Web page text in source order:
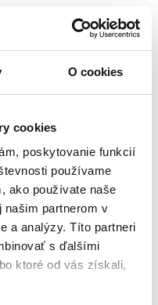
O cookies
cookies
poskytovanie funkcií
používame
ako používate naše
našim partnerom v
a analýzy. Títo partneri
s ďalšími
ktoré od vás získali,